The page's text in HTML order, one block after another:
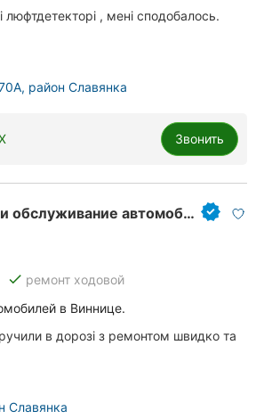
люфтдетекторі , мені сподобалось.
район Славянка
Звонить
Виктория, ремонт и обслуживание автомобилей
done ремонт ходовой
в Виннице.
в дорозі з ремонтом швидко та
Славянка